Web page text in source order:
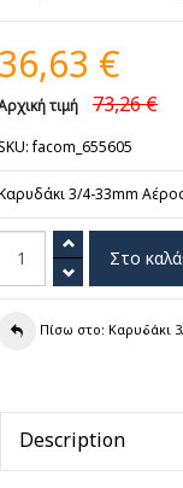
€
τιμή 73,26 €
facom_655605
3/4-33mm
Πίσω στο: Καρυδάκι
Description